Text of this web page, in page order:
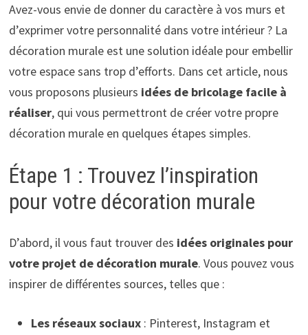
Avez-vous envie de donner du caractère à vos murs et
d’exprimer votre personnalité dans votre intérieur ? La
décoration murale est une solution idéale pour embellir
votre espace sans trop d’efforts. Dans cet article, nous
vous proposons plusieurs idées de bricolage facile à
réaliser, qui vous permettront de créer votre propre
décoration murale en quelques étapes simples.
Étape 1 : Trouvez l’inspiration
pour votre décoration murale
D’abord, il vous faut trouver des idées originales pour
votre projet de décoration murale. Vous pouvez vous
inspirer de différentes sources, telles que :
Les réseaux sociaux: Pinterest, Instagram et